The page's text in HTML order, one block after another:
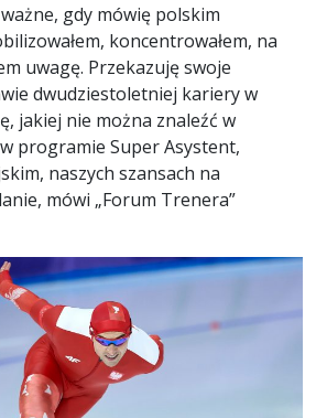
gdy mówię polskim
koncentrowałem, na
uwagę. Przekazuję swoje
dwudziestoletniej kariery w
jakiej nie można znaleźć w
programie Super Asystent,
naszych szansach na
mówi „Forum Trenera”